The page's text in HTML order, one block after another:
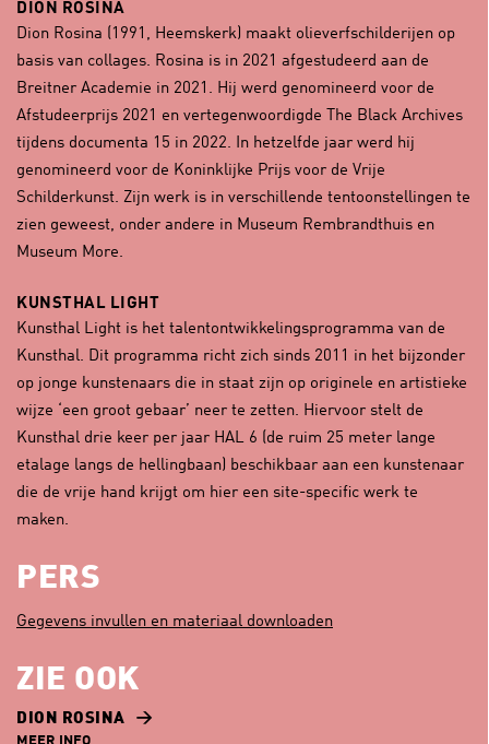
DION ROSINA
Dion Rosina (1991, Heemskerk) maakt olieverfschilderijen op
basis van collages. Rosina is in 2021 afgestudeerd aan de
Breitner Academie in 2021. Hij werd genomineerd voor de
Afstudeerprijs 2021 en vertegenwoordigde The Black Archives
tijdens documenta 15 in 2022. In hetzelfde jaar werd hij
genomineerd voor de Koninklijke Prijs voor de Vrije
Schilderkunst. Zijn werk is in verschillende tentoonstellingen te
zien geweest, onder andere in Museum Rembrandthuis en
Museum More.
KUNSTHAL LIGHT
Kunsthal Light is het talentontwikkelingsprogramma van de
Kunsthal. Dit programma richt zich sinds 2011 in het bijzonder
op jonge kunstenaars die in staat zijn op originele en artistieke
wijze ‘een groot gebaar’ neer te zetten. Hiervoor stelt de
Kunsthal drie keer per jaar HAL 6 (de ruim 25 meter lange
etalage langs de hellingbaan) beschikbaar aan een kunstenaar
die de vrije hand krijgt om hier een site-specific werk te
maken.
PERS
Gegevens invullen en materiaal downloaden
ZIE OOK
DION ROSINA